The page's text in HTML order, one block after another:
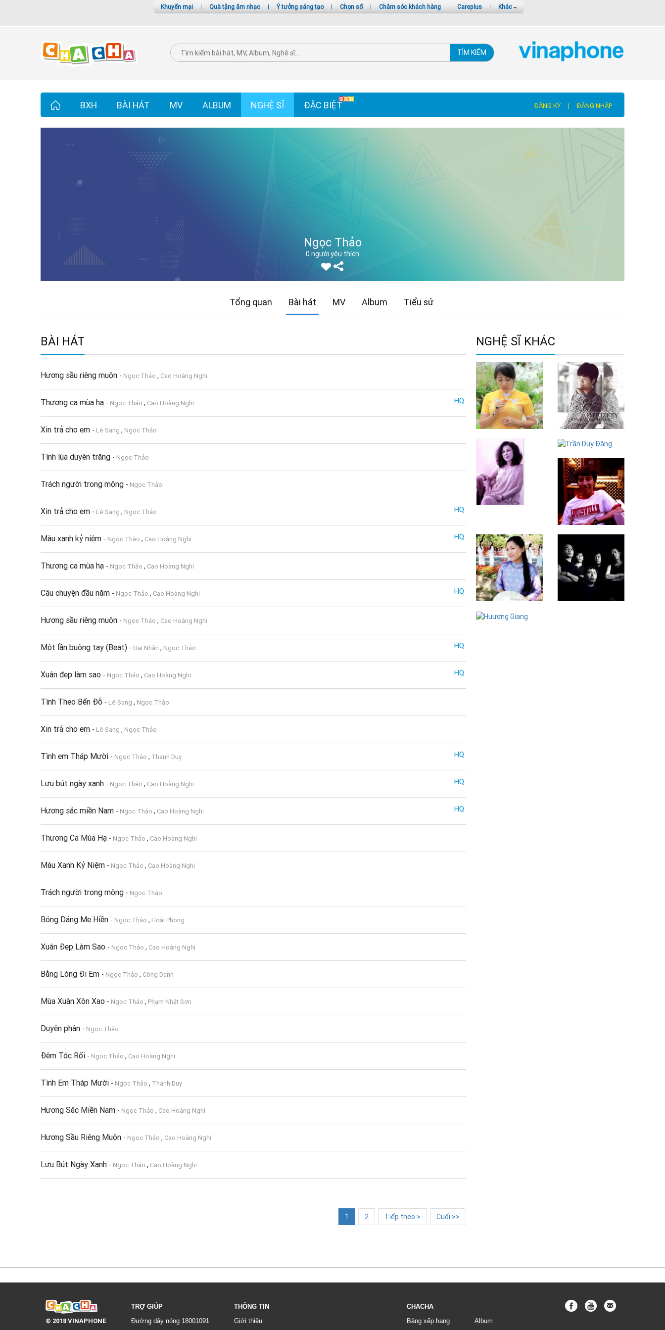
Khuyến mại | Quà tặng âm nhạc | Ý tưởng sáng tạo | Chọn số | Chăm sóc khách hàng | Careplus | Khác
TÌM KIẾM
BXH BÀI HÁT MV ALBUM NGHỆ SĨ ĐẶC BIỆT ĐĂNG KÝ | ĐĂNG NHẬP
Ngọc Thảo
0 người yêu thích
Tổng quan Bài hát MV Album Tiểu sử
BÀI HÁT
Hương sầu riêng muộn - Ngọc Thảo , Cao Hoàng Nghi
Thương ca mùa hạ - Ngọc Thảo , Cao Hoàng Nghi HQ
Xin trả cho em - Lê Sang , Ngọc Thảo
Tình lúa duyên trăng - Ngọc Thảo
Trách người trong mộng - Ngọc Thảo
Xin trả cho em - Lê Sang , Ngọc Thảo HQ
Màu xanh kỷ niệm - Ngọc Thảo , Cao Hoàng Nghi HQ
Thương ca mùa hạ - Ngọc Thảo , Cao Hoàng Nghi
Câu chuyện đầu năm - Ngọc Thảo , Cao Hoàng Nghi HQ
Hương sầu riêng muộn - Ngọc Thảo , Cao Hoàng Nghi
Một lần buông tay (Beat) - Đại Nhân , Ngọc Thảo HQ
Xuân đẹp làm sao - Ngọc Thảo , Cao Hoàng Nghi HQ
Tình Theo Bến Đỗ - Lê Sang , Ngọc Thảo
Xin trả cho em - Lê Sang , Ngọc Thảo
Tình em Tháp Mười - Ngọc Thảo , Thanh Duy HQ
Lưu bút ngày xanh - Ngọc Thảo , Cao Hoàng Nghi HQ
Hương sắc miền Nam - Ngọc Thảo , Cao Hoàng Nghi HQ
Thương Ca Mùa Hạ - Ngọc Thảo , Cao Hoàng Nghi
Màu Xanh Kỷ Niệm - Ngọc Thảo , Cao Hoàng Nghi
Trách người trong mộng - Ngọc Thảo
Bóng Dáng Mẹ Hiền - Ngọc Thảo , Hoài Phong
Xuân Đẹp Làm Sao - Ngọc Thảo , Cao Hoàng Nghi
Bằng Lòng Đi Em - Ngọc Thảo , Công Danh
Mùa Xuân Xôn Xao - Ngọc Thảo , Phạm Nhật Sơn
Duyên phận - Ngọc Thảo
Đêm Tóc Rối - Ngọc Thảo , Cao Hoàng Nghi
Tình Em Tháp Mười - Ngọc Thảo , Thanh Duy
Hương Sắc Miền Nam - Ngọc Thảo , Cao Hoàng Nghi
Hương Sầu Riêng Muộn - Ngọc Thảo , Cao Hoàng Nghi
Lưu Bút Ngày Xanh - Ngọc Thảo , Cao Hoàng Nghi
1 2 Tiếp theo > Cuối >>
NGHỆ SĨ KHÁC
© 2018 VINAPHONE
TRỢ GIÚP
Đường dây nóng 18001091
THÔNG TIN
Giới thiệu
CHACHA
Bảng xếp hạng
Album